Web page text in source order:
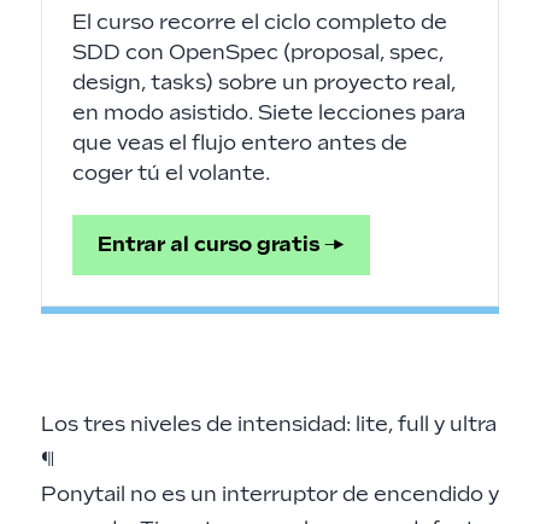
El curso recorre el ciclo completo de
SDD con OpenSpec (proposal, spec,
design, tasks) sobre un proyecto real,
en modo asistido. Siete lecciones para
que veas el flujo entero antes de
coger tú el volante.
Entrar al curso gratis →
Los tres niveles de intensidad: lite, full y ultra
¶
Ponytail no es un interruptor de encendido y